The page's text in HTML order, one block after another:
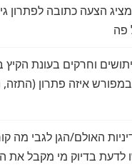
הצעה כתובה לפתרון
פה
וחרקים בעונת הקיץ
איזה פתרון (התזה,
האולם/הגן לגבי מה
לדעת בדיוק מי מקבל את